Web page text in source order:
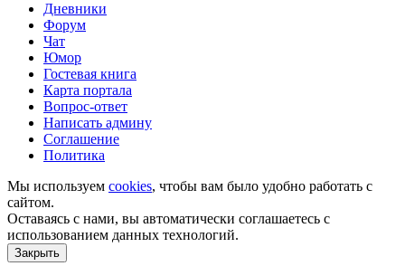
Дневники
Форум
Чат
Юмор
Гостевая книга
Карта портала
Вопрос-ответ
Написать админу
Соглашение
Политика
Мы используем cookies, чтобы вам было удобно работать с
сайтом.
Оставаясь с нами, вы автоматически соглашаетесь с
использованием данных технологий.